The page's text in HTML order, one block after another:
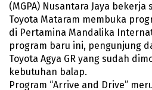
(MGPA) Nusantara Jaya
Toyota Mataram membuka
di Pertamina Mandalika
program baru ini, pengunjung
Toyota Agya GR yang sudah
kebutuhan balap.
Program “Arrive and Drive”